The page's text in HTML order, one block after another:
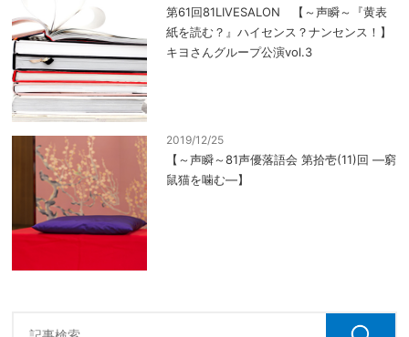
第61回81LIVESALON 【～声瞬～『黄表
紙を読む？』ハイセンス？ナンセンス！】
キヨさんグループ公演vol.3
2019/12/25
【～声瞬～81声優落語会 第拾壱(11)回 ―窮
鼠猫を噛む―】